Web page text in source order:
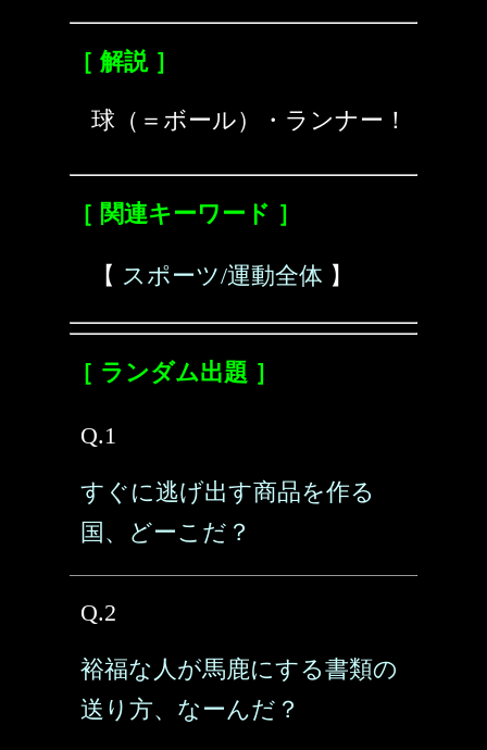
［ 解説 ］
球（＝ボール）・ランナー！
［ 関連キーワード ］
【 スポーツ/運動全体 】
［ ランダム出題 ］
Q.1
すぐに逃げ出す商品を作る
国、どーこだ？
Q.2
裕福な人が馬鹿にする書類の
送り方、なーんだ？